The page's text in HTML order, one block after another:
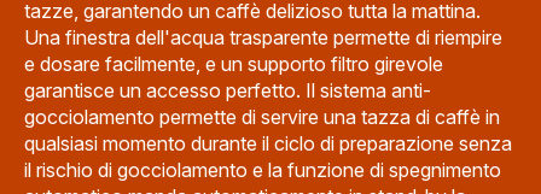
tazze, garantendo un caffè delizioso tutta la mattina.
Una finestra dell'acqua trasparente permette di riempire
e dosare facilmente, e un supporto filtro girevole
garantisce un accesso perfetto. Il sistema anti-
gocciolamento permette di servire una tazza di caffè in
qualsiasi momento durante il ciclo di preparazione senza
il rischio di gocciolamento e la funzione di spegnimento